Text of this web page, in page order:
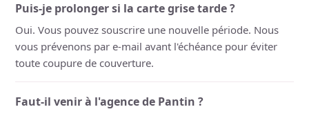
Puis-je prolonger si la carte grise tarde ?
Oui. Vous pouvez souscrire une nouvelle période. Nous
vous prévenons par e-mail avant l'échéance pour éviter
toute coupure de couverture.
Faut-il venir à l'agence de Pantin ?